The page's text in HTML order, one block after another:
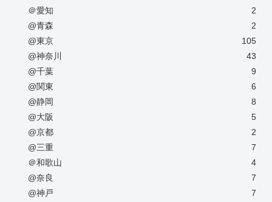
＠愛知
2
@青森
2
@東京
105
@神奈川
43
@千葉
9
@関東
6
@静岡
8
@大阪
5
@京都
2
@三重
7
＠和歌山
4
@奈良
7
@神戸
7